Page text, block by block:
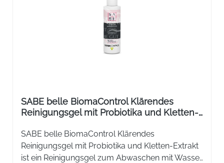
SABE belle BiomaControl Klärendes
Reinigungsgel mit Probiotika und Kletten-
SABE belle BiomaControl Klärendes
Reinigungsgel mit Probiotika und Kletten-Extrakt
ist ein ​Reinigungsgel zum Abwaschen mit Wasser.